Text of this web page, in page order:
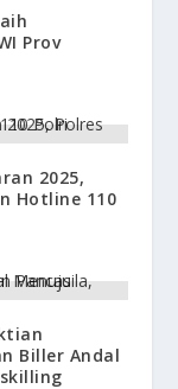
Prov
2025,
Hotline 110
Biller Andal